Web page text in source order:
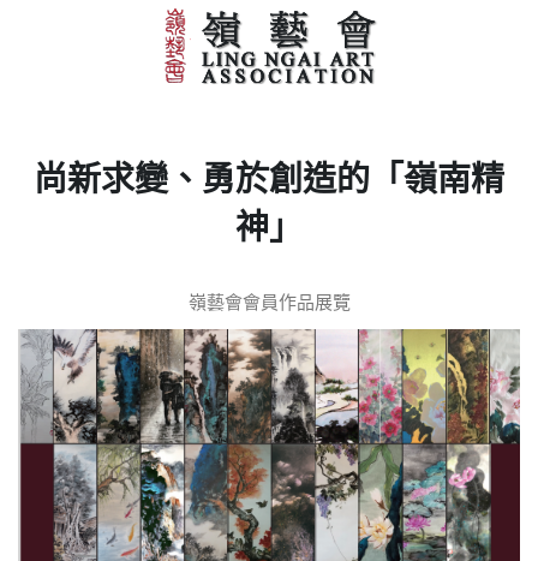
尚新求變、勇於創造的「嶺南精
神」
嶺藝會會員作品展覽